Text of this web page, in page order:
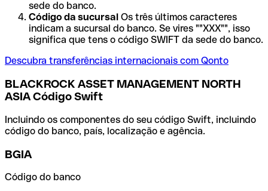
sede do banco.
Código da sucursal Os três últimos caracteres
indicam a sucursal do banco. Se vires ""XXX"", isso
significa que tens o código SWIFT da sede do banco.
Descubra transferências internacionais com Qonto
BLACKROCK ASSET MANAGEMENT NORTH
ASIA Código Swift
Incluindo os componentes do seu código Swift, incluindo
código do banco, país, localização e agência.
BGIA
Código do banco